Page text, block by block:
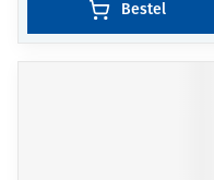
Bestel